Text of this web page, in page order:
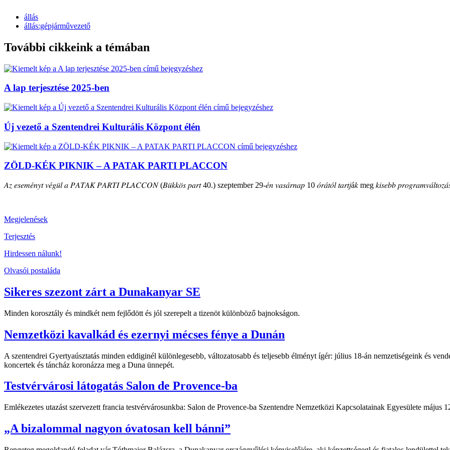
állás
állás:gépjárművezető
További cikkeink a témában
A lap terjesztése 2025-ben
Új vezető a Szentendrei Kulturális Központ élén
ZÖLD-KÉK PIKNIK – A PATAK PARTI PLACCON
𝐴𝑧 𝑒𝑠𝑒𝑚𝑒́𝑛𝑦𝑡 𝑣𝑒́𝑔𝑢̈𝑙 𝑎 𝑃𝐴𝑇𝐴𝐾 𝑃𝐴𝑅𝑇𝐼 𝑃𝐿𝐴𝐶𝐶𝑂𝑁 (𝐵𝑢̈𝑘𝑘𝑜̈𝑠 𝑝𝑎𝑟𝑡 40.) szeptember 29-𝑒́𝑛 𝑣𝑎𝑠𝑎́𝑟𝑛𝑎𝑝 10 𝑜́𝑟𝑎́𝑡𝑜́𝑙 𝑡𝑎𝑟𝑡𝑗á𝑘 meg 𝑘𝑖𝑠𝑒𝑏𝑏
Megjelenések
Terjesztés
Hirdessen nálunk!
Olvasói postaláda
Sikeres szezont zárt a Dunakanyar SE
Minden korosztály és mindkét nem fejlődött és jól szerepelt a tizenöt különböző bajnokságon.
Nemzetközi kavalkád és ezernyi mécses fénye a Dunán
A szentendrei Gyertyaúsztatás minden eddiginél különlegesebb, változatosabb és teljesebb élményt ígér: július 18-án nemzetiségeink és
koncertek és táncház koronázza meg a Duna ünnepét.
Testvérvárosi látogatás Salon de Provence-ba
Emlékezetes utazást szervezett francia testvérvárosunkba: Salon de Provence-ba Szentendre Nemzetközi Kapcsolatainak Egyesülete
„A bizalommal nagyon óvatosan kell bánni”